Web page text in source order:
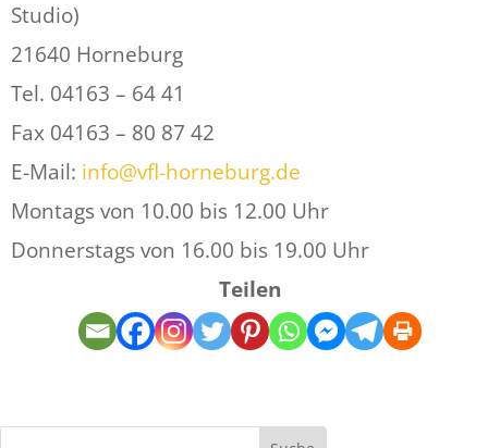
Studio)
21640 Horneburg
Tel. 04163 – 64 41
Fax 04163 – 80 87 42
E-Mail: info@vfl-horneburg.de
Montags von 10.00 bis 12.00 Uhr
Donnerstags von 16.00 bis 19.00 Uhr
Teilen